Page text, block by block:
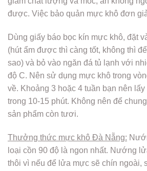
được. Việc bảo quản mực khô đơn
Dùng giấy báo bọc kín mực khô, đặt
(hút ẩm được thì càng tốt, không thì
sao) và bỏ vào ngăn đá tủ lạnh với
độ C. Nên sử dụng mực khô trong
về. Khoảng 3 hoặc 4 tuần bạn nên
trong 10-15 phút. Không nên để
sản phẩm còn tươi.
Thưởng thức mực khô Đà Nẵng:
loại cồn 90 độ là ngon nhất. Nướng
thôi vì nếu để lửa mực sẽ chín ngoài,